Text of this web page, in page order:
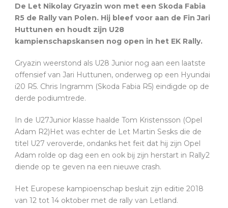
De Let Nikolay Gryazin won met een Skoda Fabia
R5 de Rally van Polen. Hij bleef voor aan de Fin Jari
Huttunen en houdt zijn U28
kampienschapskansen nog open in het EK Rally.
Gryazin weerstond als U28 Junior nog aan een laatste
offensief van Jari Huttunen, onderweg op een Hyundai
i20 R5. Chris Ingramm (Skoda Fabia R5) eindigde op de
derde podiumtrede.
In de U27Junior klasse haalde Tom Kristensson (Opel
Adam R2)Het was echter de Let Martin Sesks die de
titel U27 veroverde, ondanks het feit dat hij zijn Opel
Adam rolde op dag een en ook bij zijn herstart in Rally2
diende op te geven na een nieuwe crash.
Het Europese kampioenschap besluit zijn editie 2018
van 12 tot 14 oktober met de rally van Letland.